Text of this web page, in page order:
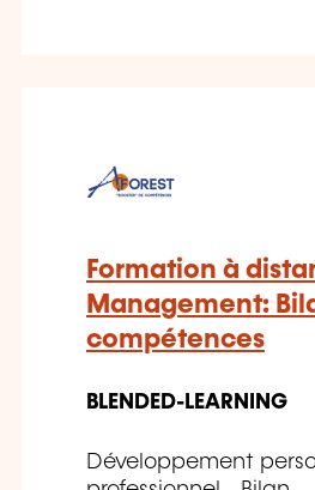
Formation à
Management:
compétences
BLENDED-LEARNING
Développement